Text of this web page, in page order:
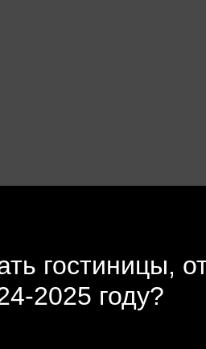
гостиницы,
2025 году?